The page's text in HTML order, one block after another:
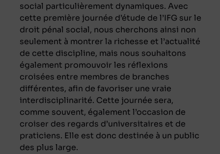
social particulièrement dynamiques. Avec
cette première journée d’étude de l’IFG sur le
droit pénal social, nous cherchons ainsi non
seulement à montrer la richesse et l’actualité
de cette discipline, mais nous souhaitons
également promouvoir les réflexions
croisées entre membres de branches
différentes, afin de favoriser une vraie
interdisciplinarité. Cette journée sera,
comme souvent, également l’occasion de
croiser des regards d’universitaires et de
praticiens. Elle est donc destinée à un public
des plus large.